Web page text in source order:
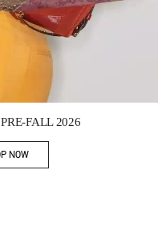
FALL 2026
NOW
Link Opens in New Tab